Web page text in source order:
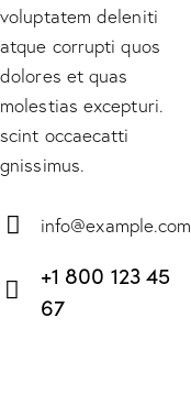
voluptatem deleniti
atque corrupti quos
dolores et quas
molestias excepturi.
scint occaecatti
gnissimus.
m
info@example.com
+1 800 123 45
67